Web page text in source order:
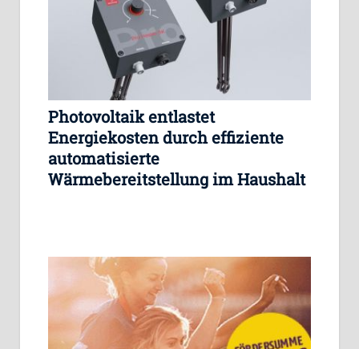
Photovoltaik entlastet
Energiekosten durch effiziente
automatisierte
Wärmebereitstellung im Haushalt